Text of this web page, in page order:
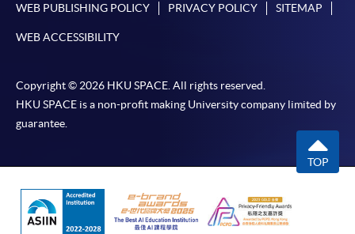
確認。另外，確認電子郵件亦會發送到 閣下的電
子郵件帳戶。請保留確定回條作日後查詢用途。
法例規定外，一切已繳費用，概不退還。
如須甄選入學，則正式收據並不可作為 閣下已獲
取錄的證明。學院將在截止報名日期後儘快通知申
請者是否獲取錄。落選的申請人將獲退還已繳交的
學費。
WEB PUBLISHING POLICY PRIVACY POLICY SITEMAP
WEB ACCESSIBILITY
Copyright © 2026 HKU SPACE. All rights reserved.
HKU SPACE is a non-profit making University company limited by
guarantee.
TOP